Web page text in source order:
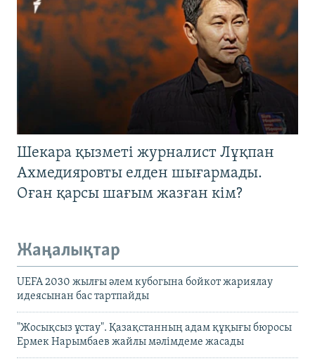
Шекара қызметі журналист Лұқпан
Ахмедияровты елден шығармады.
Оған қарсы шағым жазған кім?
Жаңалықтар
UEFA 2030 жылғы әлем кубогына бойкот жариялау
идеясынан бас тартпайды
"Жосықсыз ұстау". Қазақстанның адам құқығы бюросы
Ермек Нарымбаев жайлы мәлімдеме жасады